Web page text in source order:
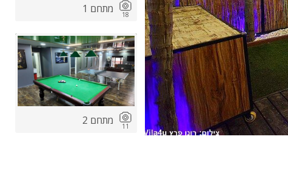
18 מתחם 1
11 מתחם 2